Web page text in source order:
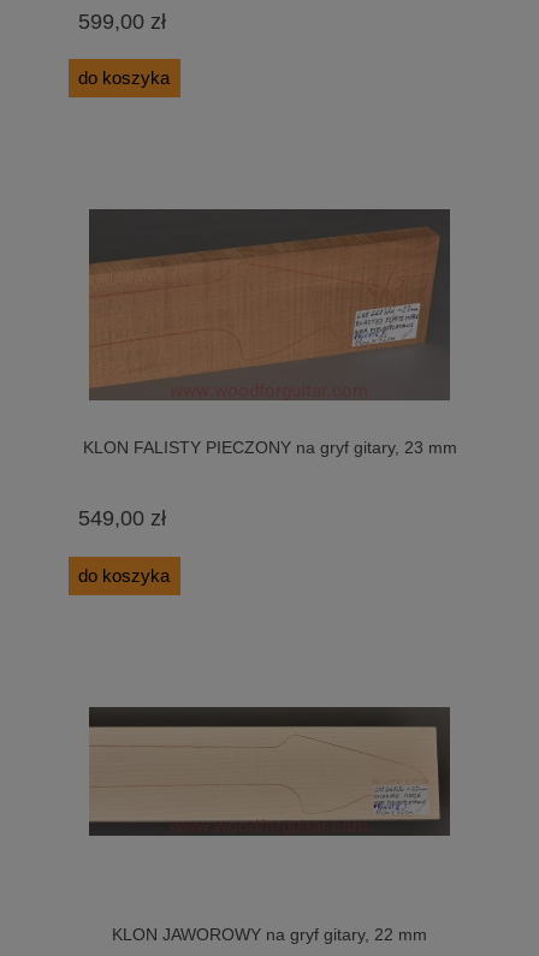
599,00 zł
do koszyka
KLON FALISTY PIECZONY na gryf gitary, 23 mm
549,00 zł
do koszyka
KLON JAWOROWY na gryf gitary, 22 mm